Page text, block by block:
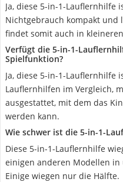
Ja, diese 5-in-1-Lauflernhilfe
Nichtgebrauch kompakt und
findet somit auch in
Verfügt die 5-in-1-
Spielfunktion?
Ja, diese 5-in-1-Lauflernhilfe
Lauflernhilfen im Vergleich,
ausgestattet, mit dem das
werden kann.
Wie schwer ist die 5-in-1-
Diese 5-in-1-Lauflernhilfe
einigen anderen Modellen
Einige wiegen nur die Hälfte.